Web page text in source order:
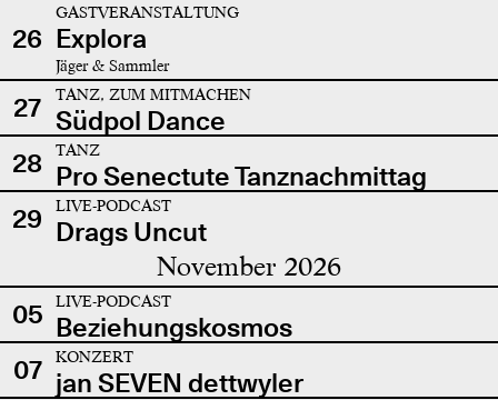
26
GASTVERANSTALTUNG
Explora
Jäger & Sammler
27 TANZ, ZUM MITMACHEN
Südpol Dance
28
TANZ
Pro Senectute Tanznachmittag
29
LIVE-PODCAST
Drags Uncut
November 2026
05 LIVE-PODCAST
Beziehungskosmos
07
KONZERT
jan SEVEN dettwyler